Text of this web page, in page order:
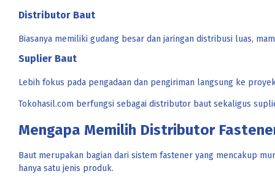
Distributor Baut
Biasanya memiliki gudang besar dan jaringan distribusi luas,
Suplier Baut
Lebih fokus pada pengadaan dan pengiriman langsung ke
Tokohasil.com berfungsi sebagai distributor baut sekaligus
Mengapa Memilih Distributor
Baut merupakan bagian dari sistem fastener yang mencakup
hanya satu jenis produk.